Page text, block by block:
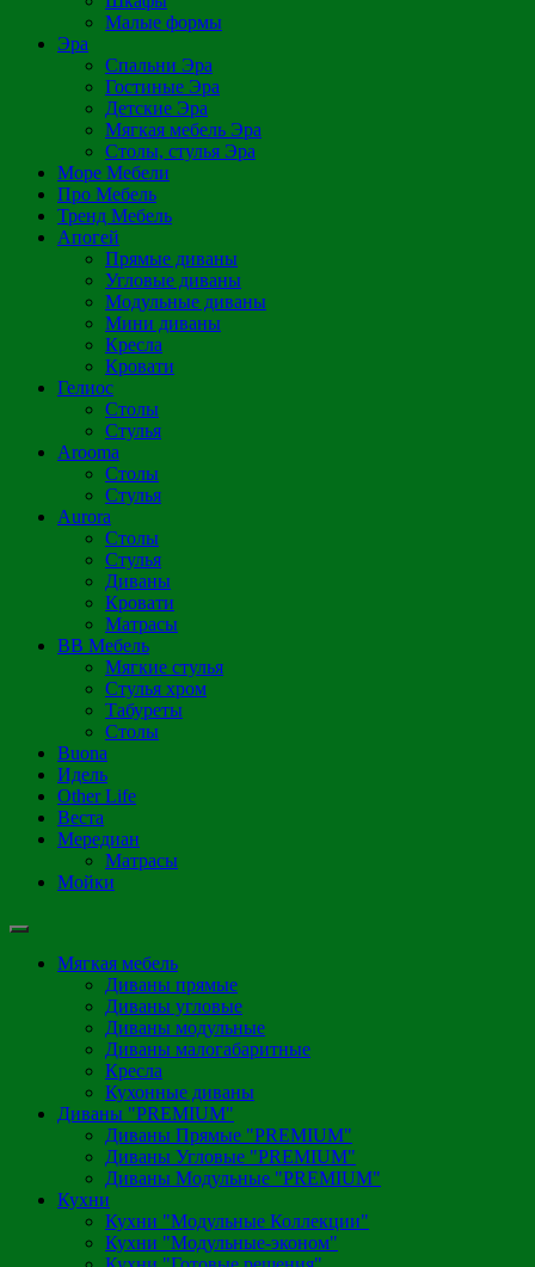
Малые формы
Эра
Спальни Эра
Гостиные Эра
Детские Эра
Мягкая мебель Эра
Столы, стулья Эра
Море Мебели
Про Мебель
Тренд Мебель
Апогей
Прямые диваны
Угловые диваны
Модульные диваны
Мини диваны
Кресла
Кровати
Гелиос
Столы
Стулья
Arooma
Столы
Стулья
Aurora
Столы
Стулья
Диваны
Кровати
Матрасы
ВВ Мебель
Мягкие стулья
Стулья хром
Табуреты
Столы
Buona
Идель
Other Life
Веста
Мередиан
Матрасы
Мойки
Мягкая мебель
Диваны прямые
Диваны угловые
Диваны модульные
Диваны малогабаритные
Кресла
Кухонные диваны
Диваны "PREMIUM"
Диваны Прямые "PREMIUM"
Диваны Угловые "PREMIUM"
Диваны Модульные "PREMIUM"
Кухни
Кухни "Модульные Коллекции"
Кухни "Модульные-эконом"